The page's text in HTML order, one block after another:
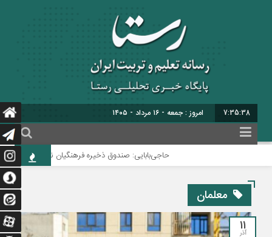
7:35:39 برابر با : 23 - صفر - 1448
حاجی‌بابایی: صندوق ذخیره فرهنگیان نیازمند یک تصمیم
معلمان
11
آذر